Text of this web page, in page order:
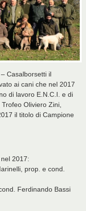
Casalborsetti il
ai cani che nel 2017
di lavoro E.N.C.I. e di
Oliviero Zini,
il titolo di Campione
2017:
prop. e cond.
Ferdinando Bassi